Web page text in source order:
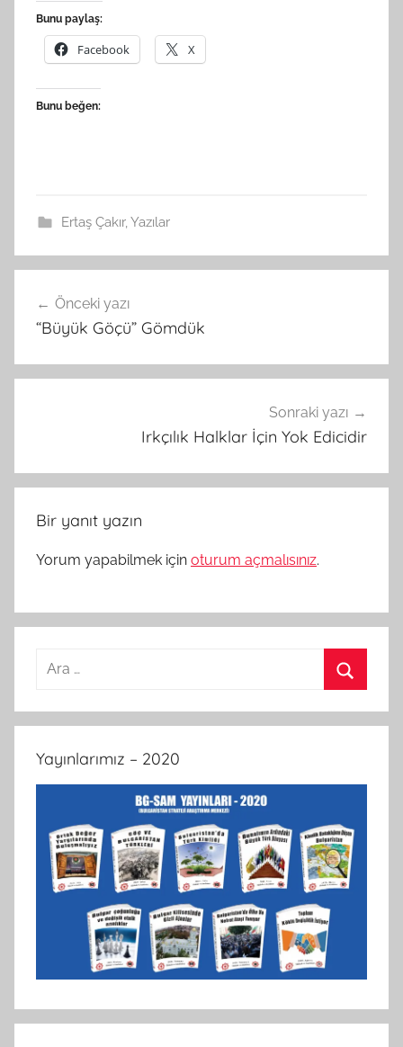
Bunu paylaş:
Facebook X
Bunu beğen:
Ertaş Çakır,Yazılar
gezinmesi
Önceki yazı
“Büyük Göçü” Gömdük
Sonraki yazı
Irkçılık Halklar İçin Yok Edicidir
Bir yanıt yazın
Yorum yapabilmek için oturum açmalısınız.
Arama:
Yayınlarımız – 2020